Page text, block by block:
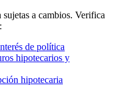
sujetas a cambios. Verifica
de política
hipotecarios y
hipotecaria